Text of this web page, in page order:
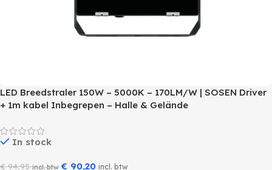
LED Breedstraler 150W – 5000K – 170LM/W | SOSEN Driver
+ 1m kabel Inbegrepen – Halle & Gelände
In stock
€94,95 incl. btw € 90,20 incl. btw